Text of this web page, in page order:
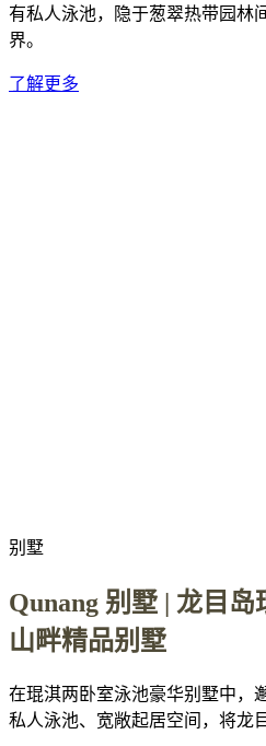
有私人泳池，隐于葱翠热带园林
界。
了解更多
别墅
Qunang 别墅 | 龙目岛
山畔精品别墅
在琨淇两卧室泳池豪华别墅中，
私人泳池、宽敞起居空间，将龙